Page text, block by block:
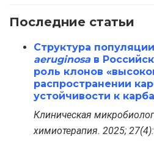
Последние статьи
Структура популяции
aeruginosaв
роль клонов
распространении
устойчивости к
Клиническая
химиотерапия. 2025;